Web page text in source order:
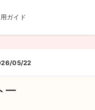
ガイド
05/22(金)
一